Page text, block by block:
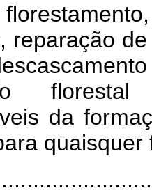
reparação
da